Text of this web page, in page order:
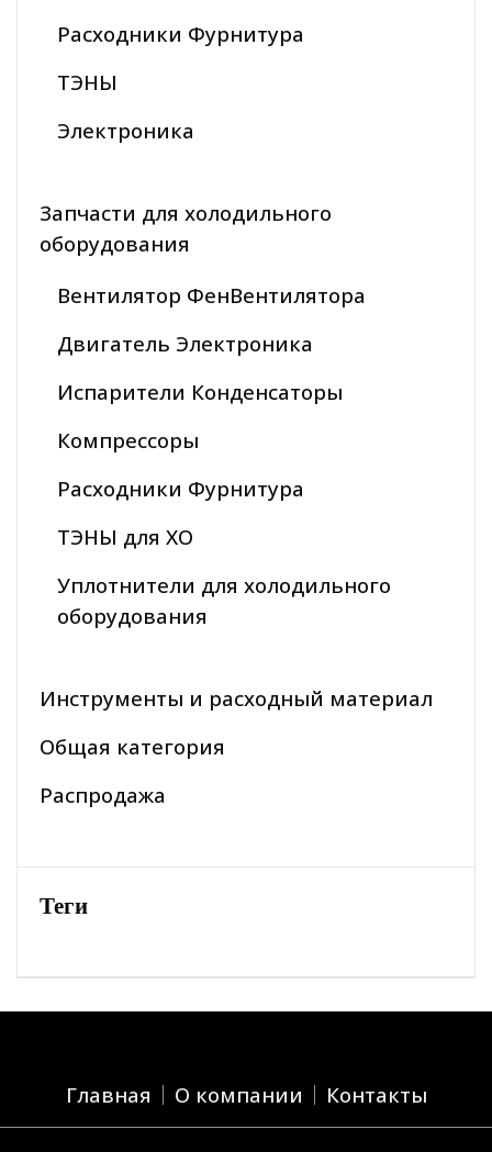
Расходники Фурнитура
ТЭНЫ
Электроника
Запчасти для холодильного
оборудования
Вентилятор ФенВентилятора
Двигатель Электроника
Испарители Конденсаторы
Компрессоры
Расходники Фурнитура
ТЭНЫ для ХО
Уплотнители для холодильного
оборудования
Инструменты и расходный материал
Общая категория
Распродажа
Теги
Главная О компании Контакты